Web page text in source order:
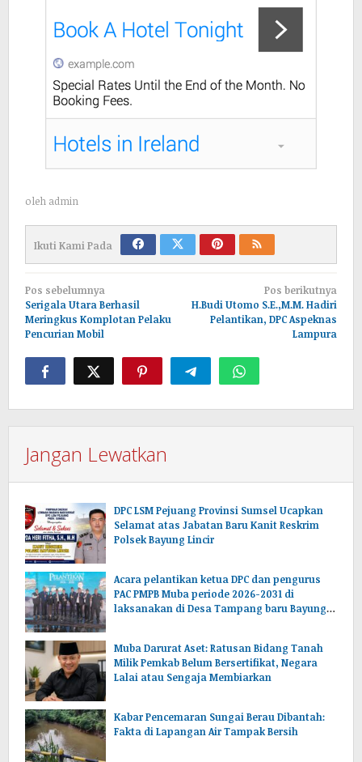
oleh admin
Ikuti Kami Pada
Navigasi
pos
Pos sebelumnya
Serigala Utara Berhasil
Meringkus Komplotan Pelaku
Pencurian Mobil
Pos berikutnya
H.Budi Utomo S.E.,M.M. Hadiri
Pelantikan, DPC Aspeknas
Lampura
Jangan Lewatkan
DPC LSM Pejuang Provinsi Sumsel Ucapkan
Selamat atas Jabatan Baru Kanit Reskrim
Polsek Bayung Lincir
Acara pelantikan ketua DPC dan pengurus
PAC PMPB Muba periode 2026-2031 di
laksanakan di Desa Tampang baru Bayung
Muba Darurat Aset: Ratusan Bidang Tanah
Milik Pemkab Belum Bersertifikat, Negara
Lalai atau Sengaja Membiarkan
Kabar Pencemaran Sungai Berau Dibantah:
Fakta di Lapangan Air Tampak Bersih